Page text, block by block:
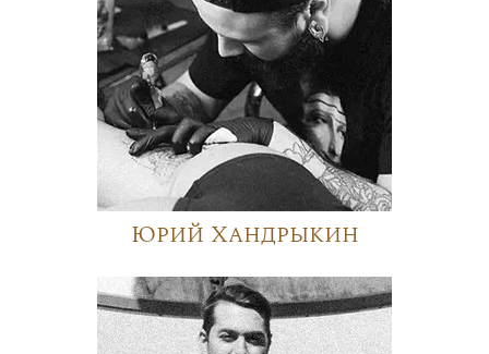
Юрий Хандрыкин